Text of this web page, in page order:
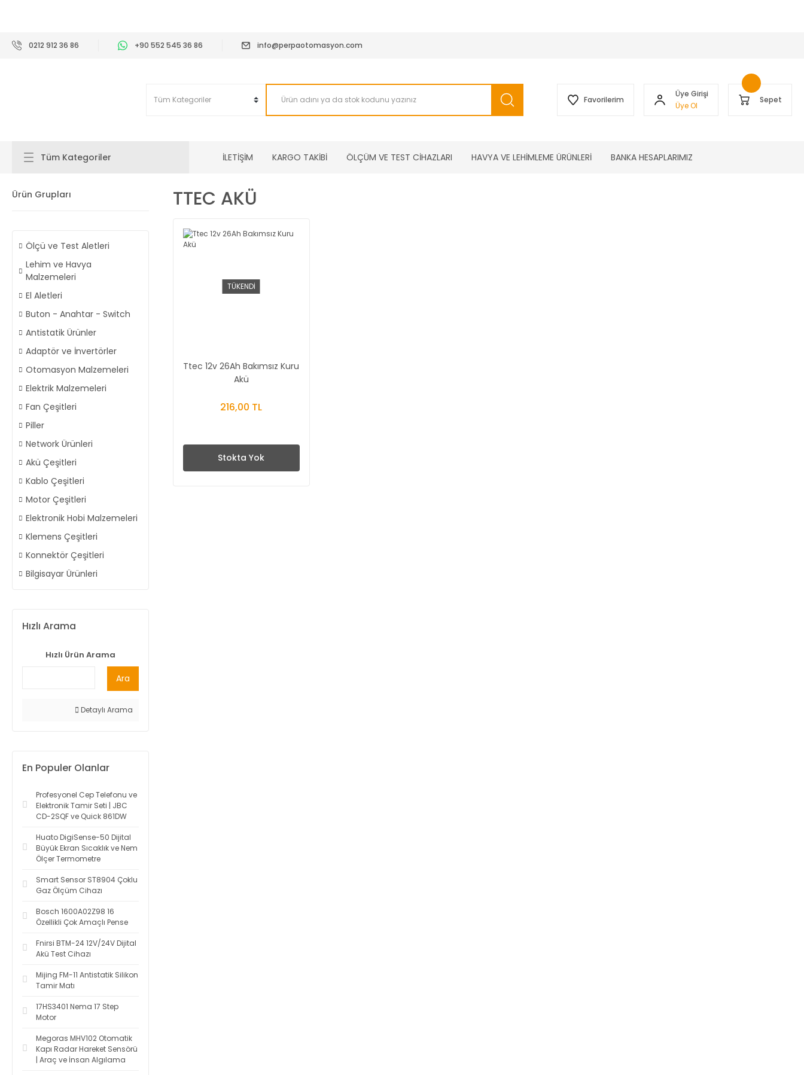
0212 912 36 86 +90 552 545 36 86 info@perpaotomasyon.com
Favorilerim
Üye Girişi
Üye Ol
Sepet
Tüm Kategoriler İLETİŞİM KARGO TAKİBİ ÖLÇÜM VE TEST CİHAZLARI HAVYA VE LEHİMLEME ÜRÜNLERİ BANKA HESAPLARIMIZ
Ürün Grupları
Ölçü ve Test Aletleri
Lehim ve Havya
Malzemeleri
El Aletleri
Buton - Anahtar - Switch
Antistatik Ürünler
Adaptör ve İnvertörler
Otomasyon Malzemeleri
Elektrik Malzemeleri
Fan Çeşitleri
Piller
Network Ürünleri
Akü Çeşitleri
Kablo Çeşitleri
Motor Çeşitleri
Elektronik Hobi Malzemeleri
Klemens Çeşitleri
Konnektör Çeşitleri
Bilgisayar Ürünleri
Hızlı Arama
Hızlı Ürün Arama
Ara
Detaylı Arama
En Populer Olanlar
Profesyonel Cep Telefonu ve
Elektronik Tamir Seti | JBC
CD-2SQF ve Quick 861DW
Huato DigiSense-50 Dijital
Büyük Ekran Sıcaklık ve Nem
Ölçer Termometre
Smart Sensor ST8904 Çoklu
Gaz Ölçüm Cihazı
Bosch 1600A02Z98 16
Özellikli Çok Amaçlı Pense
Fnirsi BTM-24 12V/24V Dijital
Akü Test Cihazı
Mijing FM-11 Antistatik Silikon
Tamir Matı
17HS3401 Nema 17 Step
Motor
Megoras MHV102 Otomatik
Kapı Radar Hareket Sensörü
| Araç ve İnsan Algılama
TTEC AKÜ
TÜKENDİ
Ttec 12v 26Ah Bakımsız Kuru
Akü
216,00 TL
Stokta Yok